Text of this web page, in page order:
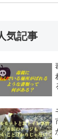
気記事